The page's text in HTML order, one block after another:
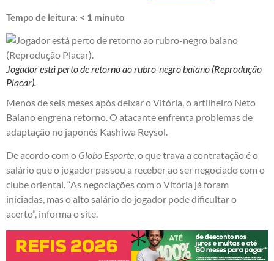
Tempo de leitura: < 1 minuto
Jogador está perto de retorno ao rubro-negro baiano (Reprodução
Placar).
Menos de seis meses após deixar o Vitória, o artilheiro Neto
Baiano engrena retorno. O atacante enfrenta problemas de
adaptação no japonês Kashiwa Reysol.
De acordo com oGlobo Esporte, o que trava a contratação é o
salário que o jogador passou a receber ao ser negociado com o
clube oriental. “As negociações com o Vitória já foram
iniciadas, mas o alto salário do jogador pode dificultar o
acerto”, informa o site.